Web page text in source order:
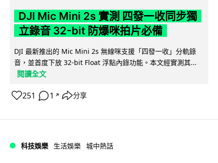
DJI Mic Mini 2s 實測 四發一收同步獨
立錄音 32-bit 防爆咪拍片必備
DJI 最新推出的 Mic Mini 2s 無線咪支援「四發一收」分軌錄
音，並首度下放 32-bit Float 浮點內錄功能。本文經實測其...
閱讀全文
251 1 ↗ 分享
科技娛樂 生活娛樂 城中熱話